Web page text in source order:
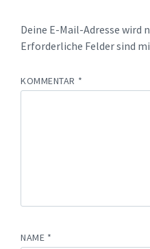
Deine E-Mail-Adresse
Erforderliche Felder sind
KOMMENTAR *
NAME *